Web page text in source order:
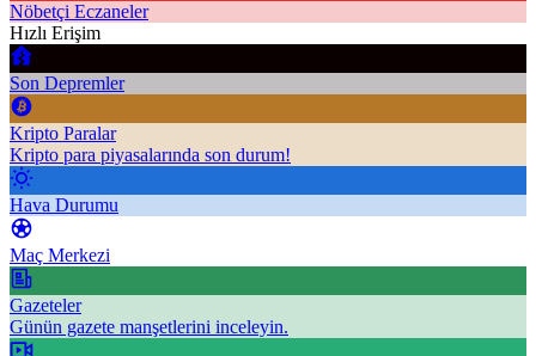
Nöbetçi Eczaneler
Hızlı Erişim
Son Depremler
Kripto Paralar
Kripto para piyasalarında son durum!
Hava Durumu
Maç Merkezi
Gazeteler
Günün gazete manşetlerini inceleyin.